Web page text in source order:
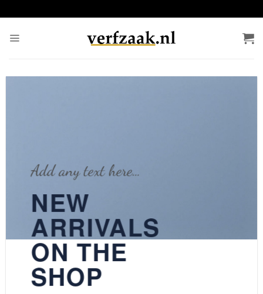
naar
Add any text here…
NEW
ARRIVALS
ON THE
SHOP